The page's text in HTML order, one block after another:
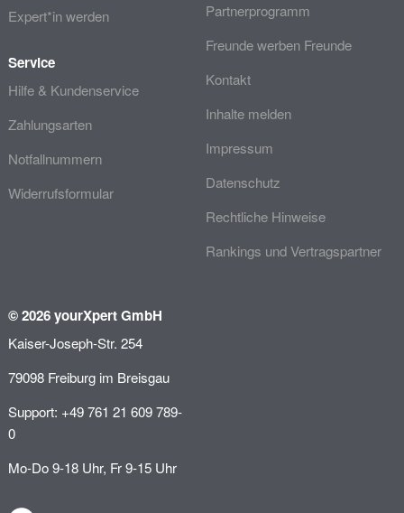
Expert*in werden
Service
Hilfe & Kundenservice
Zahlungsarten
Notfallnummern
Widerrufsformular
Partnerprogramm
Freunde werben Freunde
Kontakt
Inhalte melden
Impressum
Datenschutz
Rechtliche Hinweise
Rankings und Vertragspartner
© 2026 yourXpert GmbH
Kaiser-Joseph-Str. 254
79098 Freiburg im Breisgau
Support: +49 761 21 609 789-
0
Mo-Do 9-18 Uhr, Fr 9-15 Uhr